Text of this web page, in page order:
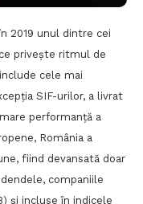
2019 unul dintre cei
privește ritmul de
cele mai
SIF-urilor, a livrat
performanță a
România a
fiind devansată doar
companiile
și incluse în indicele